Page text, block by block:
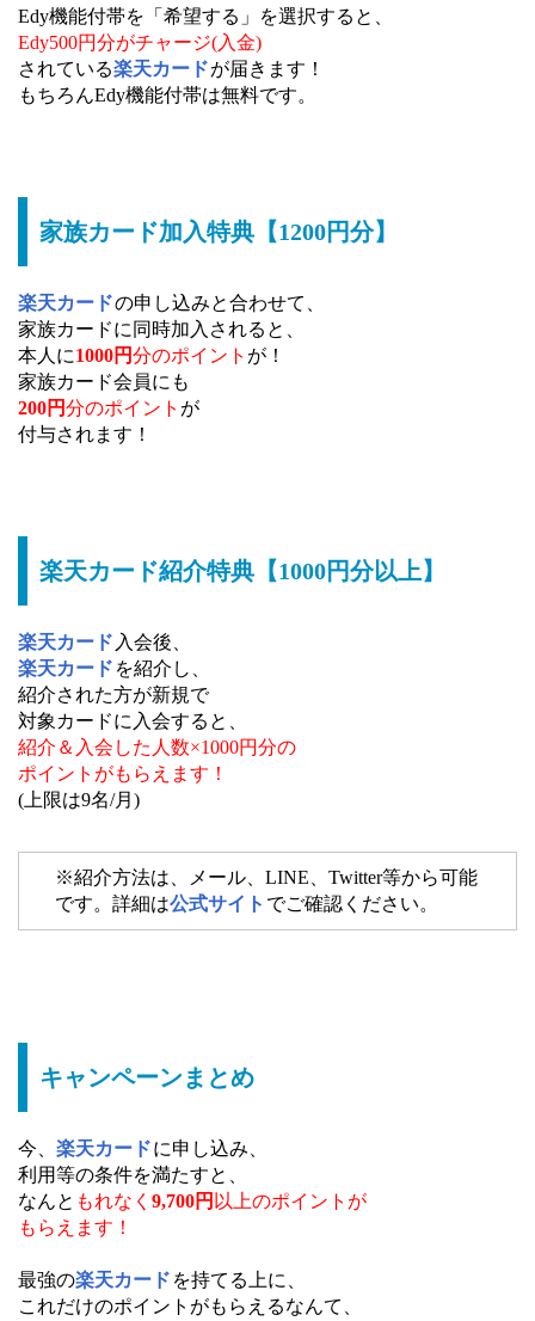
Edy機能付帯を「希望する」を選択すると、
Edy500円分がチャージ(入金)
されている楽天カードが届きます！
もちろんEdy機能付帯は無料です。
家族カード加入特典【1200円分】
楽天カードの申し込みと合わせて、
家族カードに同時加入されると、
本人に1000円分のポイント が！
家族カード会員にも
200円分のポイント が
付与されます！
楽天カード紹介特典【1000円分以上】
楽天カード 入会後、
楽天カード を紹介し、
紹介された方が新規で
対象カードに入会すると、
紹介＆入会した人数×1000円分の
ポイントがもらえます！
(上限は9名/月)
※紹介方法は、メール、LINE、Twitter等から可能
です。詳細は公式サイト でご確認ください。
キャンペーンまとめ
今、 楽天カードに申し込み、
利用等の条件を満たすと、
なんと もれなく 9,700円 以上のポイントが
もらえます！
最強の楽天カード を持てる上に、
これだけのポイントがもらえるなんて、